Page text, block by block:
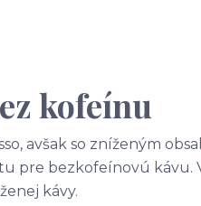
kofeínu
avšak so zníženým
pre bezkofeínovú kávu.
kávy.